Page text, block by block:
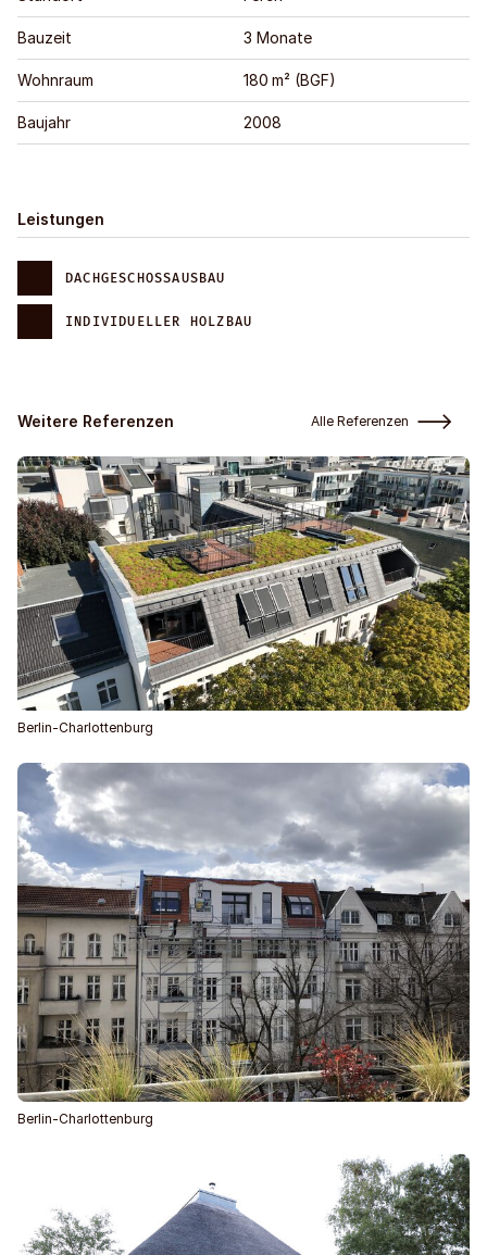
Bauzeit 3 Monate
Wohnraum 180 m² (BGF)
Baujahr 2008
Leistungen
DACHGESCHOSS­­AUSBAU
INDIVIDUELLER HOLZBAU
Weitere Referenzen Alle Referenzen
Berlin-Charlottenburg
Berlin-Charlottenburg